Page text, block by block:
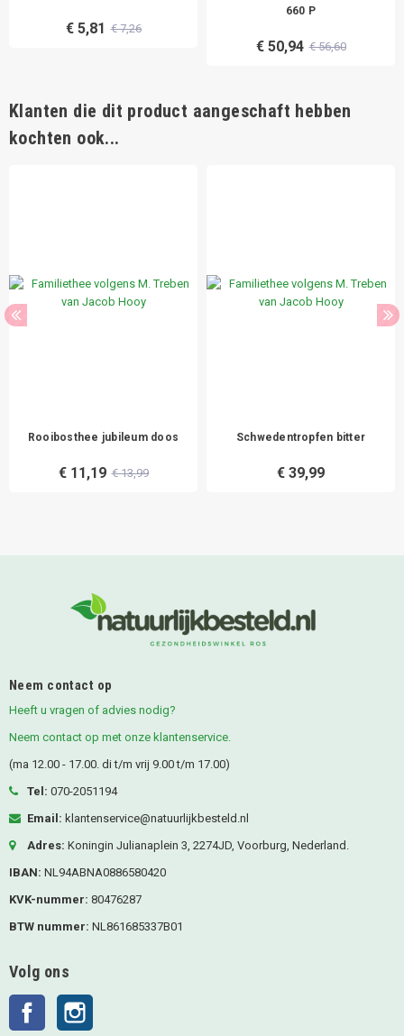
€ 5,81 € 7,26
660 P
€ 50,94 € 56,60
Klanten die dit product aangeschaft hebben
kochten ook...
Rooibosthee jubileum doos
€ 11,19 € 13,99
Schwedentropfen bitter
€ 39,99
Neem contact op
Heeft u vragen of advies nodig?
Neem contact op met onze klantenservice.
(ma 12.00 - 17.00. di t/m vrij 9.00 t/m 17.00)
Tel: 070-2051194
Email: klantenservice@natuurlijkbesteld.nl
Adres: Koningin Julianaplein 3, 2274JD, Voorburg, Nederland.
IBAN: NL94ABNA0886580420
KVK-nummer: 80476287
BTW nummer: NL861685337B01
Volg ons
Facebook